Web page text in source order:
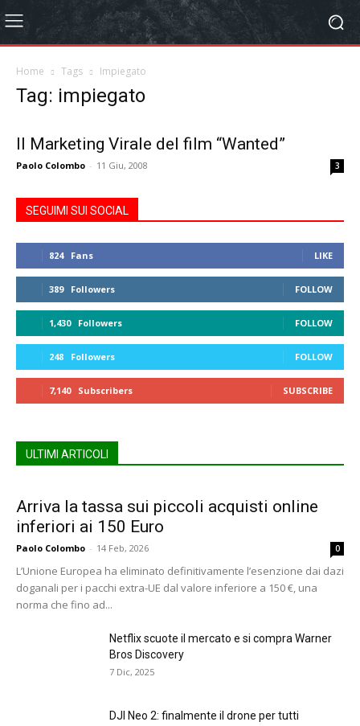
Home Tags Impiegato
Tag: impiegato
Il Marketing Virale del film “Wanted”
Paolo Colombo - 11 Giu, 2008 3
SEGUIMI SUI SOCIAL
824 Fans LIKE
389 Followers FOLLOW
1,430 Followers FOLLOW
248 Followers FOLLOW
7,140 Subscribers SUBSCRIBE
ULTIMI ARTICOLI
Arriva la tassa sui piccoli acquisti online
inferiori ai 150 Euro
Paolo Colombo - 14 Feb, 2026 0
L’Unione Europea ha eliminato definitivamente l’esenzione dai dazi
doganali per i pacchi extra-UE dal valore inferiore a 150 €, una
norma che fino ad...
Netflix scuote il mercato e si compra Warner
Bros Discovery
7 Dic, 2025
DJI Neo 2: finalmente il drone per tutti